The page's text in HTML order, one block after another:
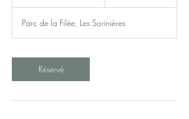
m
i
Parc de la Filée, Les Sorinières
Réservé